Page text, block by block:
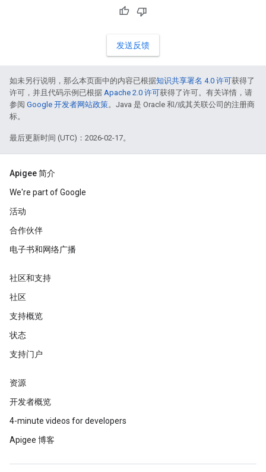
发送反馈
如未另行说明，那么本页面中的内容已根据知识共享署名 4.0 许可获得了
许可，并且代码示例已根据 Apache 2.0 许可获得了许可。有关详情，请
参阅 Google 开发者网站政策。Java 是 Oracle 和/或其关联公司的注册商
标。
最后更新时间 (UTC)：2026-02-17。
Apigee 简介
We're part of Google
活动
合作伙伴
电子书和网络广播
社区和支持
社区
支持概览
状态
支持门户
资源
开发者概览
4-minute videos for developers
Apigee 博客